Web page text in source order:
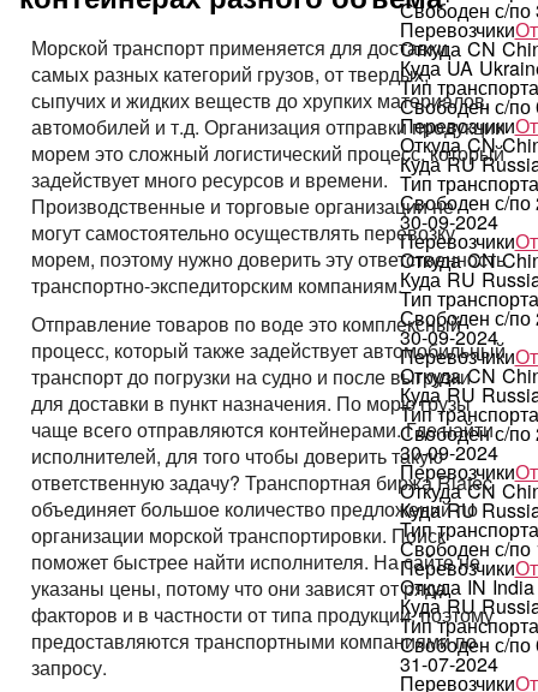
Свободен с/по
Перевозчики
Откуда CN
Куда UA
Тип транспорта
Свободен с/по
Перевозчики
Откуда CN
Куда RU
Тип транспорта
Свободен с/по
30-09-2024
Перевозчики
Откуда CN
Куда RU
Тип транспорта
Свободен с/по
30-09-2024
Перевозчики
Откуда CN
Куда RU
Тип транспорта
Свободен с/по
30-09-2024
Перевозчики
Откуда CN
Куда RU
Тип транспорта
Свободен с/по
Перевозчики
Откуда IN India
Куда RU
Тип транспорта
Свободен с/по
31-07-2024
Перевозчики
Морской транспорт применяется для доставки
самых разных категорий грузов, от твердых,
сыпучих и жидких веществ до хрупких материалов,
автомобилей и т.д. Организация отправки продукции
морем это сложный логистический процесс, который
задействует много ресурсов и времени.
Производственные и торговые организации не
могут самостоятельно осуществлять перевозку
морем, поэтому нужно доверить эту ответственность
транспортно-экспедиторским компаниям.
Отправление товаров по воде это комплексный
процесс, который также задействует автомобильный
транспорт до погрузки на судно и после выгрузки
для доставки в пункт назначения. По морю грузы
чаще всего отправляются контейнерами. Где найти
исполнителей, для того чтобы доверить такую
ответственную задачу? Транспортная биржа Riatec
объединяет большое количество предложений по
организации морской транспортировки. Поиск
поможет быстрее найти исполнителя. На сайте не
указаны цены, потому что они зависят от ряда
факторов и в частности от типа продукции, поэтому
предоставляются транспортными компаниями по
запросу.